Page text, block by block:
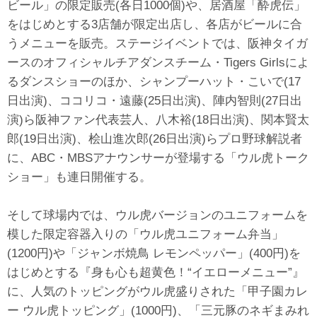
ビール」の限定販売(各日1000個)や、居酒屋「酔虎伝」
をはじめとする3店舗が限定出店し、各店がビールに合
うメニューを販売。ステージイベントでは、阪神タイガ
ースのオフィシャルチアダンスチーム・Tigers Girlsによ
るダンスショーのほか、シャンプーハット・こいで(17
日出演)、ココリコ・遠藤(25日出演)、陣内智則(27日出
演)ら阪神ファン代表芸人、八木裕(18日出演)、関本賢太
郎(19日出演)、桧山進次郎(26日出演)らプロ野球解説者
に、ABC・MBSアナウンサーが登場する「ウル虎トーク
ショー」も連日開催する。
そして球場内では、ウル虎バージョンのユニフォームを
模した限定容器入りの「ウル虎ユニフォーム弁当」
(1200円)や「ジャンボ焼鳥 レモンペッパー」(400円)を
はじめとする『身も心も超黄色！“イエローメニュー”』
に、人気のトッピングがウル虎盛りされた「甲子園カレ
ー ウル虎トッピング」(1000円)、「三元豚のネギまみれ